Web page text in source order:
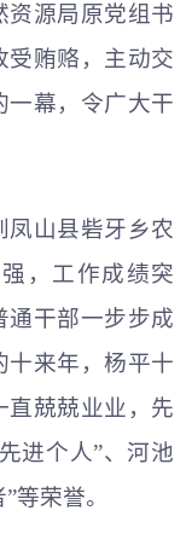
资源局原党组书
受贿赂，主动交
一幕，令广大干
凤山县砦牙乡农
，工作成绩突
通干部一步步成
十来年，杨平十
直兢兢业业，先
进个人”、河池
等荣誉。